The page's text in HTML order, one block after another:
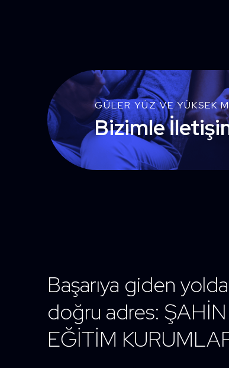
GÜLER YÜZ VE YÜKSEK
Bizimle
Başarıya giden yolda
doğru adres: ŞAHİN
EĞİTİM